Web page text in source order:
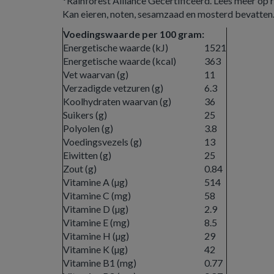
Kan eieren, noten, sesamzaad en mosterd bevatten.
Voedingswaarde per 100 gram:
Energetische waarde (kJ)
1521
Energetische waarde (kcal)
363
Vet waarvan (g)
11
Verzadigde vetzuren (g)
6.3
Koolhydraten waarvan (g)
36
Suikers (g)
25
Polyolen (g)
3.8
Voedingsvezels (g)
13
Eiwitten (g)
25
Zout (g)
0.84
Vitamine A (µg)
514
Vitamine C (mg)
58
Vitamine D (µg)
2.9
Vitamine E (mg)
8.5
Vitamine H (µg)
29
Vitamine K (µg)
42
Vitamine B1 (mg)
0.77